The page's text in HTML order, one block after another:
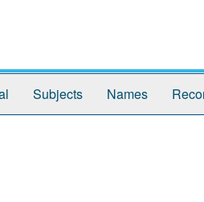
Subjects Names